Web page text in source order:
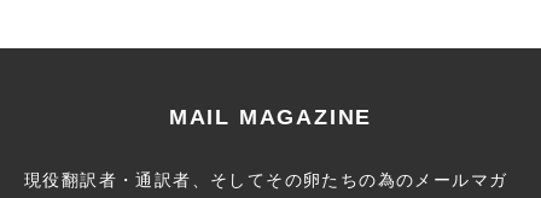
MAIL MAGAZINE
現役翻訳者・通訳者、そしてその卵たちの為のメールマガ